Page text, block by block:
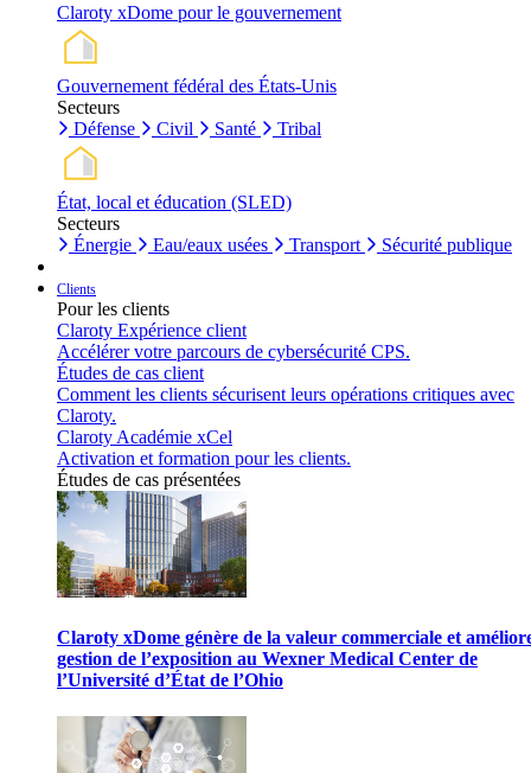
Claroty xDome pour le gouvernement
Gouvernement fédéral des États-Unis
Secteurs
Défense
Civil Santé Tribal
État, local et éducation (SLED)
Secteurs
Énergie
Eau/eaux usées Transport Sécurité publique
Clients
Pour les clients
Claroty Expérience client
Accélérer votre parcours de cybersécurité CPS.
Études de cas client
Comment les clients sécurisent leurs opérations critiques avec
Claroty.
Claroty Académie xCel
Activation et formation pour les clients.
Études de cas présentées
Claroty xDome génère de la valeur commerciale et
gestion de l’exposition au Wexner Medical Center de
l’Université d’État de l’Ohio